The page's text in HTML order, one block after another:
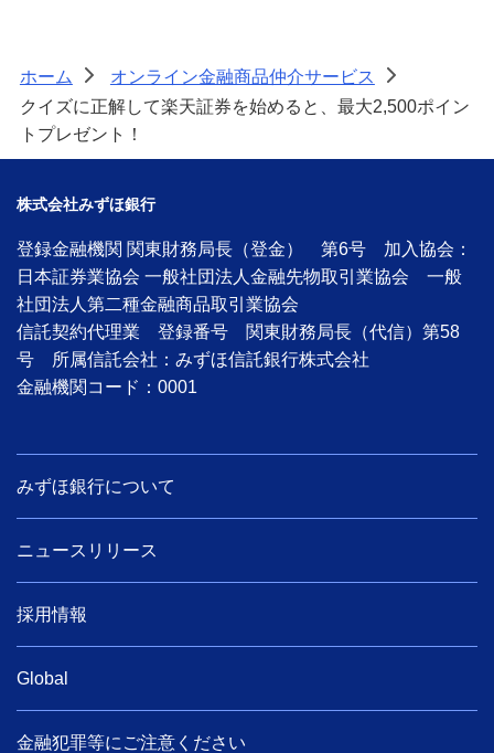
ホーム > オンライン金融商品仲介サービス
>
クイズに正解して楽天証券を始めると、最大2,500ポイン
トプレゼント！
株式会社みずほ銀行
登録金融機関 関東財務局長（登金） 第6号 加入協会：
日本証券業協会 一般社団法人金融先物取引業協会 一般
社団法人第二種金融商品取引業協会
信託契約代理業 登録番号 関東財務局長（代信）第58
号 所属信託会社：みずほ信託銀行株式会社
金融機関コード：0001
みずほ銀行について
ニュースリリース
採用情報
Global
金融犯罪等にご注意ください